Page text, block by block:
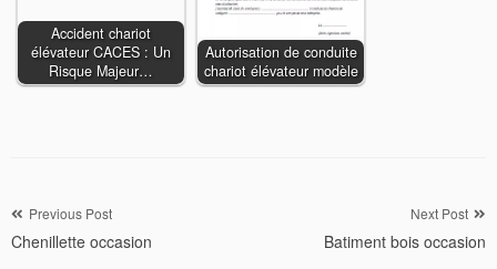
Accident chariot
élévateur CACES : Un
Risque Majeur…
Autorisation de conduite
chariot élévateur modèle
Navigation
de
Previous Post
Chenillette occasion
Next Post
Batiment bois occasion